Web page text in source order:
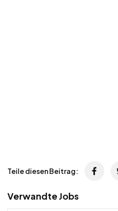
Teile diesen Beitrag:
Verwandte Jobs